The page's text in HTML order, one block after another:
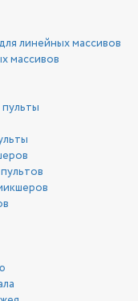
линейных массивов
массивов